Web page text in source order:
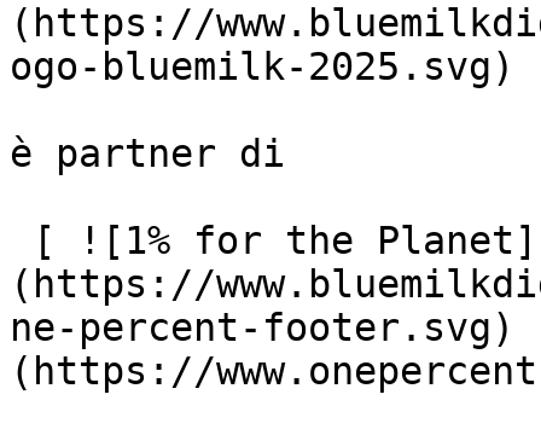
(https://
ogo-bluemilk-2025.svg)
è partner di
(https://
ne-percent-footer.svg)
(https://